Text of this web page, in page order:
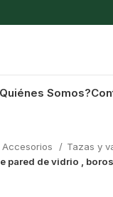
Somos?
Accesorios
Tazas y
pared de vidrio ,